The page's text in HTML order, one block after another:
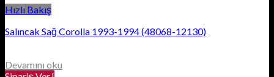
Hızlı Bakış
Salıncak Sağ Corolla 1993-1994 (48068-12130)
Devamını oku